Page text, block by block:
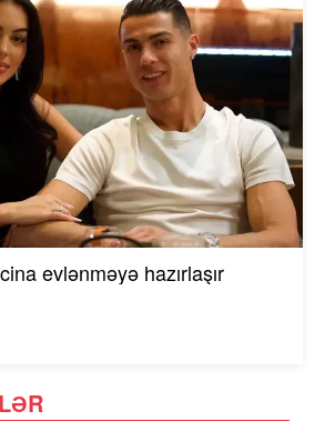
evlənməyə hazırlaşır